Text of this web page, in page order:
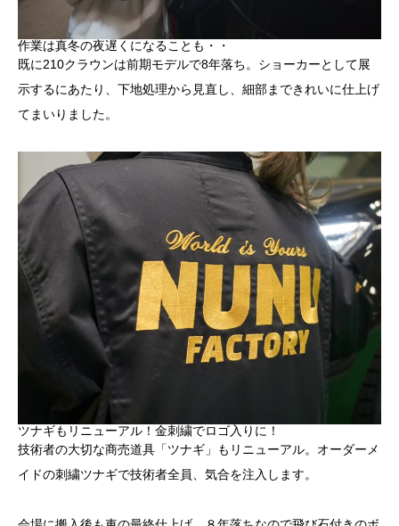
作業は真冬の夜遅くになることも・・
既に210クラウンは前期モデルで8年落ち。ショーカーとして展
示するにあたり、下地処理から見直し、細部まできれいに仕上げ
てまいりました。
ツナギもリニューアル！金刺繍でロゴ入りに！
技術者の大切な商売道具「ツナギ」もリニューアル。オーダーメ
イドの刺繍ツナギで技術者全員、気合を注入します。